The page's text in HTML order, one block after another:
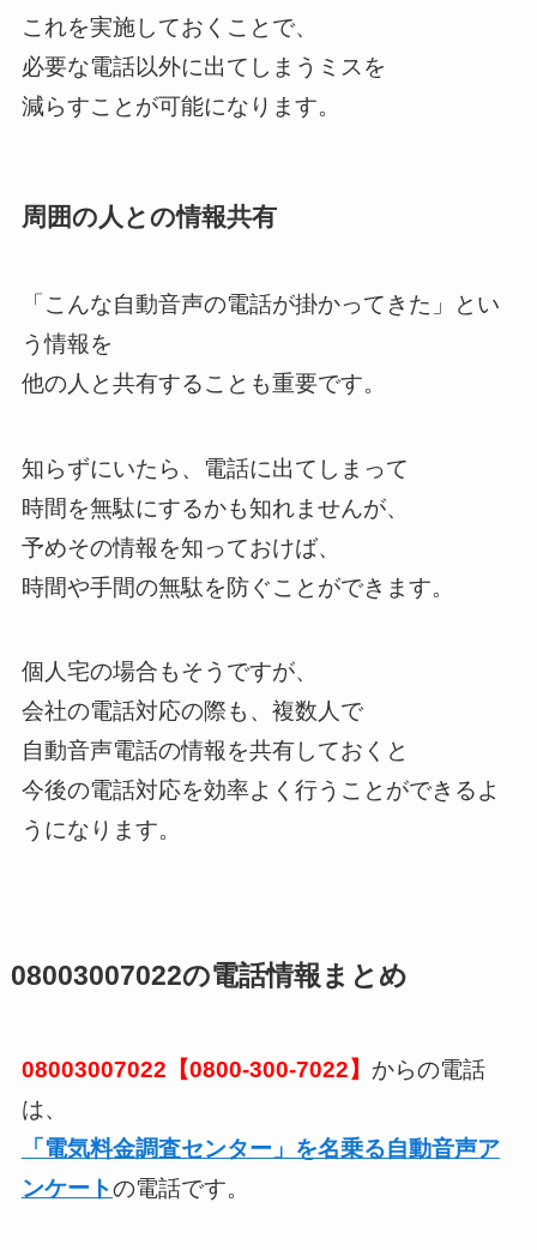
これを実施しておくことで、
必要な電話以外に出てしまうミスを
減らすことが可能になります。
周囲の人との情報共有
「こんな自動音声の電話が掛かってきた」とい
う情報を
他の人と共有することも重要です。
知らずにいたら、電話に出てしまって
時間を無駄にするかも知れませんが、
予めその情報を知っておけば、
時間や手間の無駄を防ぐことができます。
個人宅の場合もそうですが、
会社の電話対応の際も、複数人で
自動音声電話の情報を共有しておくと
今後の電話対応を効率よく行うことができるよ
うになります。
08003007022の電話情報まとめ
08003007022【0800-300-7022】 からの電話
は、
「電気料金調査センター」を名乗る自動音声ア
ンケートの電話です。